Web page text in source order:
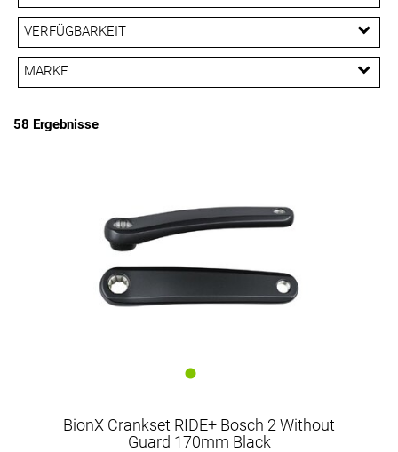
EUR
PREISFILTER ANWENDEN
VERFÜGBARKEIT
MARKE
Gates
58 Ergebnisse
BionX Crankset RIDE+ Bosch 2 Without
Guard 170mm Black